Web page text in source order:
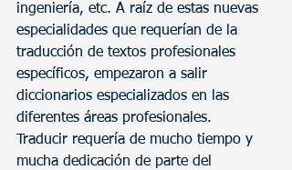
ingeniería, etc. A raíz de estas nuevas
especialidades que requerían de la
traducción de textos profesionales
específicos, empezaron a salir
diccionarios especializados en las
diferentes áreas profesionales.
Traducir requería de mucho tiempo y
mucha dedicación de parte del